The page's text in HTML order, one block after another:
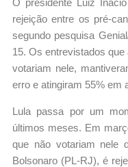
rejeição entre os pré-
segundo pesquisa
15. Os entrevistados
votariam nele,
erro e atingiram 55% em
Lula passa por um
últimos meses. Em
que não votariam nele
Bolsonaro (PL-RJ), é